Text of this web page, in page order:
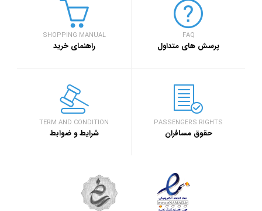
SHOPPING MANUAL
راهنمای خرید
FAQ
پرسش های متداول
TERM AND CONDITION
شرایط و ضوابط
PASSENGERS RIGHTS
حقوق مسافران